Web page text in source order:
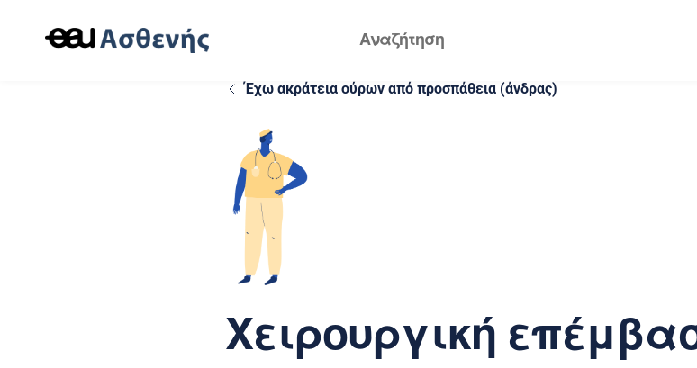
Έχω ακράτεια ούρων από προσπάθεια (άνδρας)
Χειρουργική